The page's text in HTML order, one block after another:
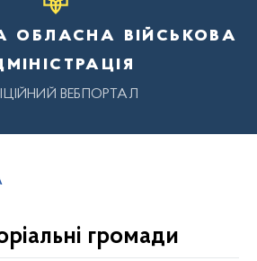
обласна військова
ВЕБПОРТАЛ
громади